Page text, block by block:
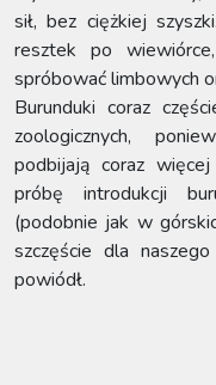
sił, bez ciężkiej
resztek po
spróbować limbowych
Burunduki coraz
zoologicznych,
podbijają coraz
próbę introdukcji
(podobnie jak w
szczęście dla
powiódł.